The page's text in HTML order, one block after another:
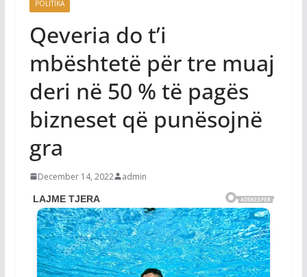
POLITIKA
Qeveria do t’i
mbështetë për tre muaj
deri në 50 % të pagës
bizneset që punësojnë
gra
December 14, 2022 admin